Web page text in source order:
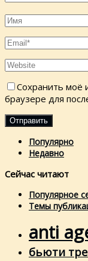
Сохранить моё
браузере для
Популярно
Недавно
Сейчас читают
Популярное
Темы
anti
бьюти